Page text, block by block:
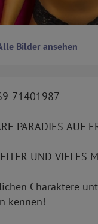
Bilder ansehen
71401987
PARADIES AUF
UND VIELES
Charaktere
kennen!